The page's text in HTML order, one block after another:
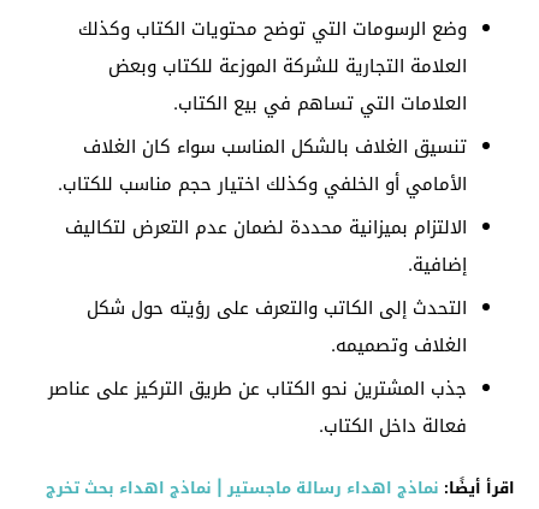
وضع الرسومات التي توضح محتويات الكتاب وكذلك
العلامة التجارية للشركة الموزعة للكتاب وبعض
العلامات التي تساهم في بيع الكتاب.
تنسيق الغلاف بالشكل المناسب سواء كان الغلاف
الأمامي أو الخلفي وكذلك اختيار حجم مناسب للكتاب.
الالتزام بميزانية محددة لضمان عدم التعرض لتكاليف
إضافية.
التحدث إلى الكاتب والتعرف على رؤيته حول شكل
الغلاف وتصميمه.
جذب المشترين نحو الكتاب عن طريق التركيز على عناصر
فعالة داخل الكتاب.
اقرأ أيضًا: نماذج اهداء رسالة ماجستير | نماذج اهداء بحث تخرج